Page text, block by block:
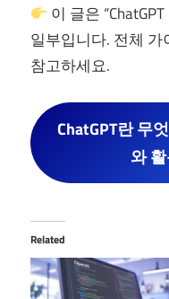
이 글은
일부입니다. 전체
참고하세요.
ChatGPT란 무
와
Related